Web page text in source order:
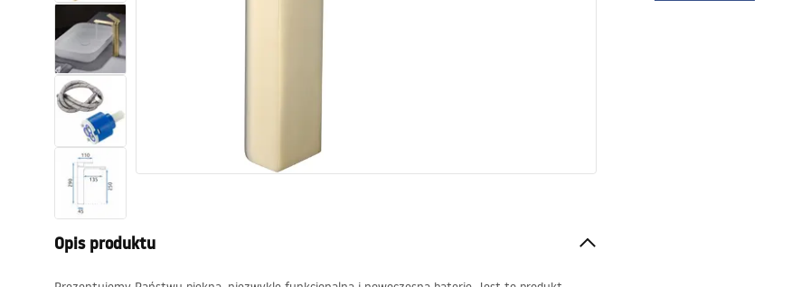
Wanny i parawany
Baterie
Natryski
Kuchnia
Akcesoria i meble łazienkowe
Opis produktu